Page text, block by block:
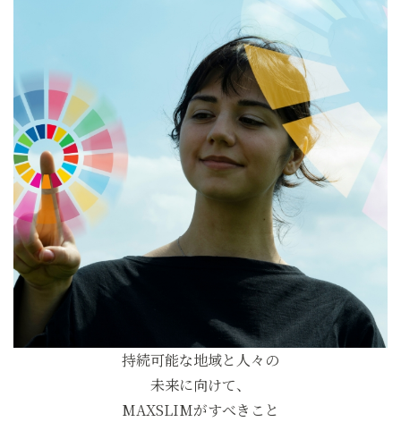
持続可能な地域と人々の
未来に向けて、
MAXSLIMがすべきこと